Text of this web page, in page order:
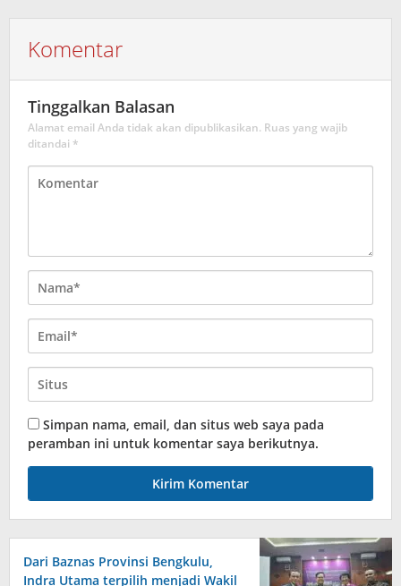
Komentar
Tinggalkan Balasan
Alamat email Anda tidak akan dipublikasikan. Ruas yang wajib
ditandai *
Simpan nama, email, dan situs web saya pada
peramban ini untuk komentar saya berikutnya.
Dari Baznas Provinsi Bengkulu,
Indra Utama terpilih menjadi Wakil